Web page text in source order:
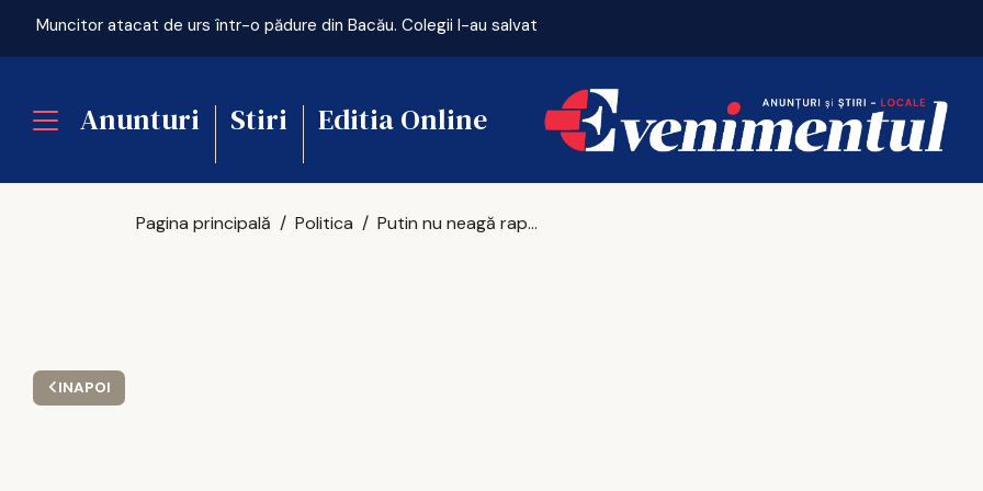
Muncitor atacat de urs într-o pădure din Bacău. Colegii l-au salvat
Anunturi Stiri Editia Online
INAPOI
Pagina principală Politica Putin nu neagă rapoartele despre trupele nord-coreene din Ucraina